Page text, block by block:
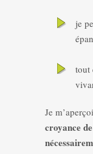
je
tout
Je
croyance